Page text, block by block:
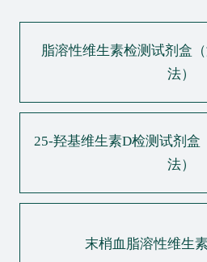
脂溶性维生素检测试剂盒
法）
25-羟基维生素D检测试剂盒
法）
末梢血脂溶性维生